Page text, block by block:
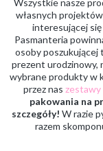
Wszystkie nasze
własnych
interesującej
Pasmanteria
osoby poszukującej
prezent urodzinowy,
wybrane produkty w
przez nas zestawy
pakowania na
szczegóły! W razie
razem